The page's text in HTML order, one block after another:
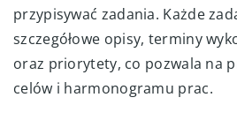
przypisywać zadania. Każde
szczegółowe opisy, terminy
oraz priorytety, co pozwala na
celów i harmonogramu prac.